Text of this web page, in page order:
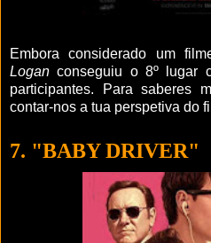
Embora considerado um
Loganconseguiu o 8º
participantes. Para saberes
contar-nos a tua perspetiva do
7. "BABY DRIVER"